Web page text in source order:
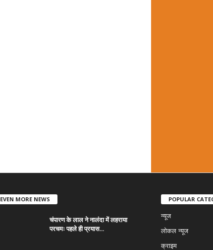
EVEN MORE NEWS
चंपारण के लाल ने नालंदा में लहराया
परचमः पहले ही प्रयास...
POPULAR
न्यूज
लोकल न्यूज
क्राइम